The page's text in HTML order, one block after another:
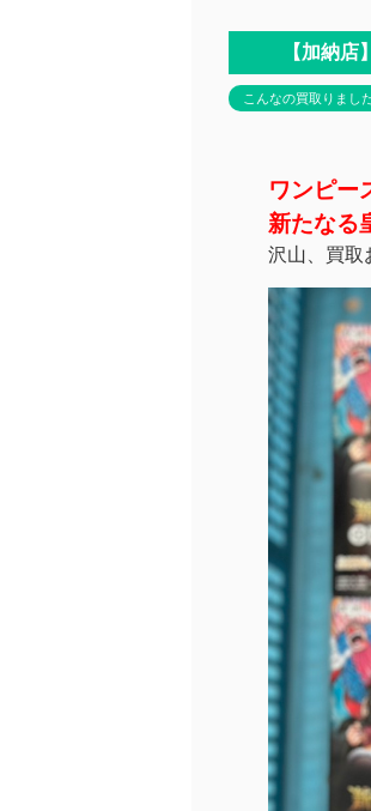
【加納
こんなの買取りまし
ワンピー
新たなる
沢山、買取